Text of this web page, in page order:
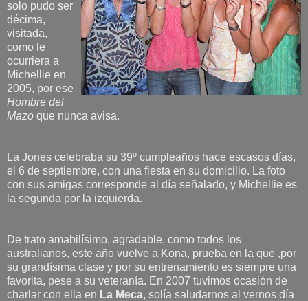
solo pudo ser
décima,
visitada,
como le
ocurriera a
Michellie en
2005, por ese
Hombre del
Mazo que nunca avisa.
La Jones celebraba su 39º cumpleaños hace escasos días,
el 6 de septiembre, con una fiesta en su domicilio. La foto
con sus amigas corresponde al día señalado, y Michellie es
la segunda por la izquierda.
De trato amabilísimo, agradable, como todos los
australianos, este año vuelve a Kona, prueba en la que ,por
su grandísima clase y por su entrenamiento es siempre una
favorita, pese a su veteranía. En 2007 tuvimos ocasión de
charlar con ella en La Meca, solía saludarnos al vernos día